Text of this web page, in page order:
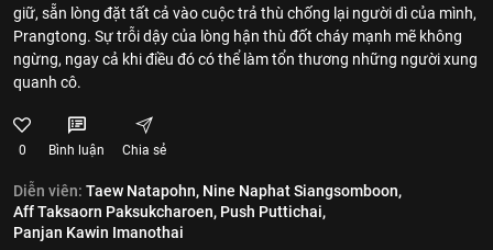
giữ, sẵn lòng đặt tất cả vào cuộc trả thù chống lại người dì của mình,
Prangtong. Sự trỗi dậy của lòng hận thù đốt cháy mạnh mẽ không
ngừng, ngay cả khi điều đó có thể làm tổn thương những người xung
quanh cô.
0 Bình luận Chia sẻ
Diễn viên: Taew Natapohn, Nine Naphat Siangsomboon,
Aff Taksaorn Paksukcharoen, Push Puttichai,
Panjan Kawin Imanothai